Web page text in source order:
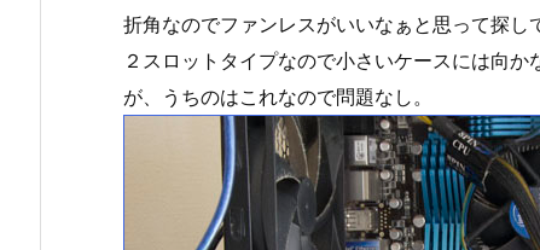
折角なのでファンレスがいいなぁと思って探し
２スロットタイプなので小さいケースには向
が、うちのはこれなので問題なし。